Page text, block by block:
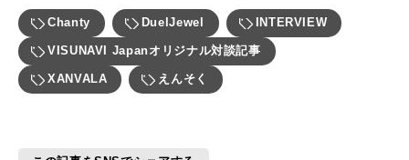
Chanty DuelJewel INTERVIEW
VISUNAVI Japanオリジナル対談記事
XANVALA えんそく